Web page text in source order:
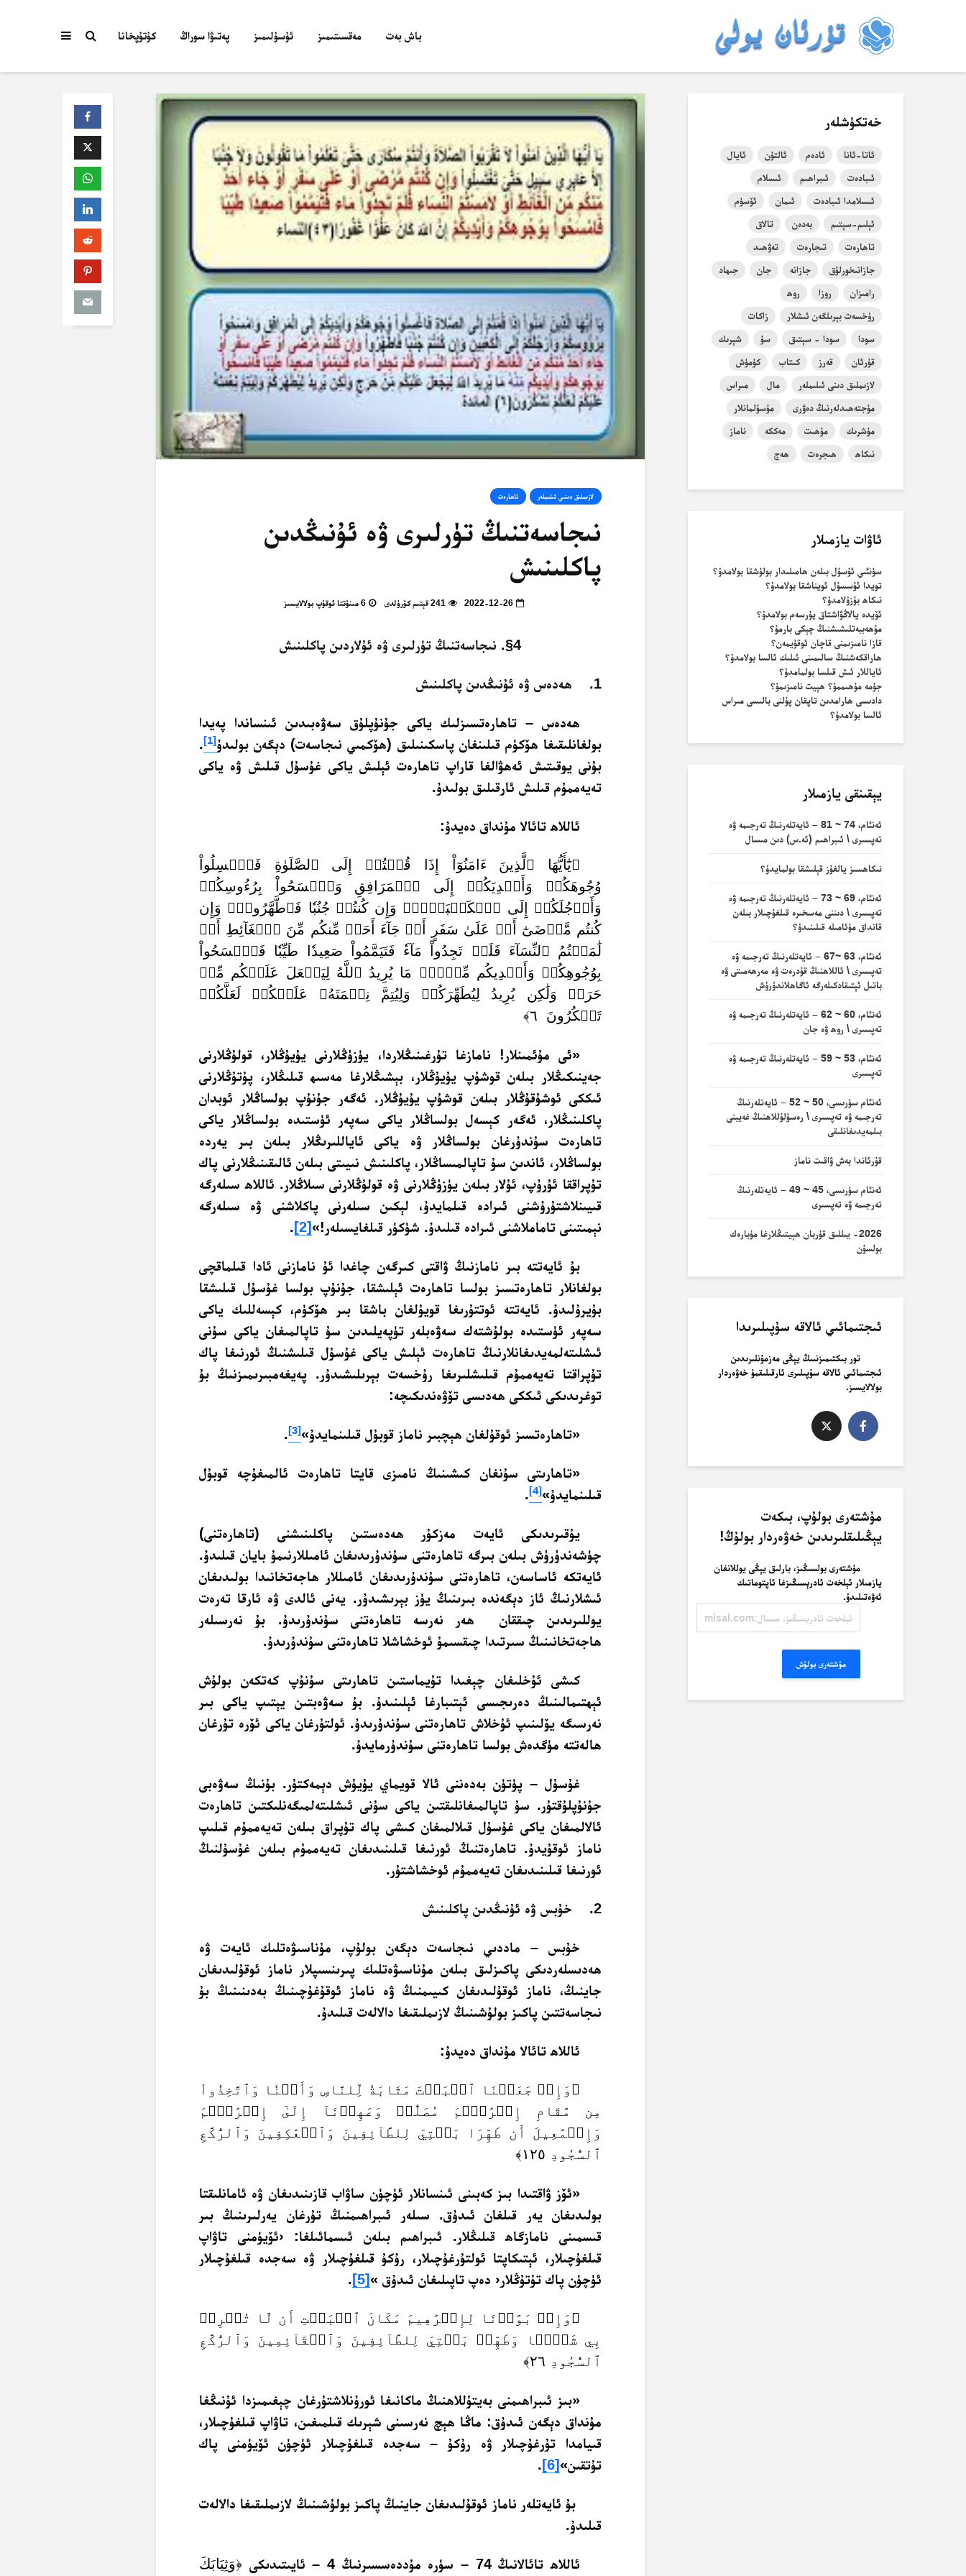
باش بەت مەقسىتىمىز ئۇسۇلىمىز پەتىۋا سوراڭ كۇتۇپخانا
لازىملىق دىنىي ئىلىملەر تاھارەت
نىجاسەتنىڭ تۈرلىرى ۋە ئۇنىڭدىن
پاكلىنىش
2022-12-26 241 قېتىم كۆرۈلدى 6 مىنۇتتا ئوقۇپ بولالايسىز
4§. نىجاسەتنىڭ تۈرلىرى ۋە ئۇلاردىن پاكلىنىش
1. ھەدەس ۋە ئۇنىڭدىن پاكلىنىش
ھەدەس – تاھارەتسىزلىك ياكى جۇنۇپلۇق سەۋەبىدىن ئىنساندا پەيدا
بولغانلىقىغا ھۆكۈم قىلىنغان پاسكىنىلىق (ھۆكمىي نىجاسەت) دېگەن بولىدۇ[1]
.
بۇنى يوقىتىش ئەھۋالغا قاراپ تاھارەت ئېلىش ياكى غۇسۇل قىلىش ۋە ياكى
تەيەممۇم قىلىش ئارقىلىق بولىدۇ.
ئاللاھ تائالا مۇنداق دەيدۇ:
﴿يَٰٓأَيُّهَا ٱلَّذِينَ ءَامَنُوٓاْ إِذَا قُمۡتُمۡ إِلَى ٱلصَّلَوٰةِ فَٱغۡسِلُواْ
وُجُوهَكُمۡ وَأَيۡدِيَكُمۡ إِلَى ٱلۡمَرَافِقِ وَٱمۡسَحُواْ بِرُءُوسِكُمۡ
وَأَرۡجُلَكُمۡ إِلَى ٱلۡكَعۡبَيۡنِۚ وَإِن كُنتُمۡ جُنُبٗا فَٱطَّهَّرُواْۚ وَإِن
كُنتُم مَّرۡضَىٰٓ أَوۡ عَلَىٰ سَفَرٍ أَوۡ جَآءَ أَحَدٞ مِّنكُم مِّنَ ٱلۡغَآئِطِ أَوۡ
لَٰمَسۡتُمُ ٱلنِّسَآءَ فَلَمۡ تَجِدُواْ مَآءٗ فَتَيَمَّمُواْ صَعِيدٗا طَيِّبٗا فَٱمۡسَحُواْ
بِوُجُوهِكُمۡ وَأَيۡدِيكُم مِّنۡهُۚ مَا يُرِيدُ ٱللَّهُ لِيَجۡعَلَ عَلَيۡكُم مِّنۡ
حَرَجٖ وَلَٰكِن يُرِيدُ لِيُطَهِّرَكُمۡ وَلِيُتِمَّ نِعۡمَتَهُۥ عَلَيۡكُمۡ لَعَلَّكُمۡ
تَشۡكُرُونَ ٦﴾
«ئى مۇئمىنلار! نامازغا تۇرغىنىڭلاردا، يۈزۈڭلارنى يۇيۇڭلار، قولۇڭلارنى
جەينىكىڭلار بىلەن قوشۇپ يۇيۇڭلار، بېشىڭلارغا مەسىھ قىلىڭلار، پۇتۇڭلارنى
ئىككى ئوشۇقۇڭلار بىلەن قوشۇپ يۇيۇڭلار. ئەگەر جۇنۇپ بولساڭلار ئوبدان
پاكلىنىڭلار، ئەگەر كېسەل بولساڭلار ياكى سەپەر ئۈستىدە بولساڭلار ياكى
تاھارەت سۇندۇرغان بولساڭلار ۋە ياكى ئاياللىرىڭلار بىلەن بىر يەردە
بولساڭلار، ئاندىن سۇ تاپالمىساڭلار، پاكلىنىش نىيىتى بىلەن ئالىقىنىڭلارنى پاك
تۇپراققا ئۇرۇپ، ئۇلار بىلەن يۈزۈڭلارنى ۋە قولۇڭلارنى سىلاڭلار. ئاللاھ سىلەرگە
قىيىنلاشتۇرۇشنى ئىرادە قىلمايدۇ، لېكىن سىلەرنى پاكلاشنى ۋە سىلەرگە
نېمىتىنى تاماملاشنى ئىرادە قىلىدۇ. شۈكۈر قىلغايسىلەر‏‎!‎»
[2]
.
بۇ ئايەتتە بىر نامازنىڭ ۋاقتى كىرگەن چاغدا ئۇ نامازنى ئادا قىلماقچى
بولغانلار تاھارەتسىز بولسا تاھارەت ئېلىشقا، جۇنۇپ بولسا غۇسۇل قىلىشقا
بۇيرۇلىدۇ. ئايەتتە ئوتتۇرىغا قويۇلغان باشقا بىر ھۆكۈم، كېسەللىك ياكى
سەپەر ئۈستىدە بولۇشتەك سەۋەبلەر تۈپەيلىدىن سۇ تاپالمىغان ياكى سۇنى
ئىشلىتەلمەيدىغانلارنىڭ تاھارەت ئېلىش ياكى غۇسۇل قىلىشنىڭ ئورنىغا پاك
تۇپراقتا تەيەممۇم قىلىشلىرىغا رۇخسەت بېرىلىشىدۇر. پەيغەمبىرىمىزنىڭ بۇ
توغرىدىكى ئىككى ھەدىسى تۆۋەندىكىچە:
«تاھارەتسىز ئوقۇلغان ھېچبىر ناماز قوبۇل قىلىنمايدۇ»[3]
.
«تاھارىتى سۇنغان كىشىنىڭ نامىزى قايتا تاھارەت ئالمىغۇچە قوبۇل
قىلىنمايدۇ»[4]
.
يۇقىرىدىكى ئايەت مەزكۇر ھەدەستىن پاكلىنىشنى (تاھارەتنى)
چۈشەندۈرۈش بىلەن بىرگە تاھارەتنى سۇندۇرىدىغان ئامىللارنىمۇ بايان قىلىدۇ.
ئايەتكە ئاساسەن، تاھارەتنى سۇندۇرىدىغان ئامىللار ھاجەتخانىدا بولىدىغان
ئىشلارنىڭ ئاز دېگەندە بىرىنىڭ يۈز بېرىشىدۇر. يەنى ئالدى ۋە ئارقا تەرەت
يوللىرىدىن چىققان ھەر نەرسە تاھارەتنى سۇندۇرىدۇ. بۇ نەرسىلەر
ھاجەتخانىنىڭ سىرتىدا چىقسىمۇ ئوخشاشلا تاھارەتنى سۇندۇرىدۇ.
كىشى ئۇخلىغان چېغىدا تۇيماستىن تاھارىتى سۇنۇپ كەتكەن بولۇش
ئېھتىمالىنىڭ دەرىجىسى ئېتىبارغا ئېلىنىدۇ. بۇ سەۋەبتىن يېتىپ ياكى بىر
نەرسىگە يۆلىنىپ ئۇخلاش تاھارەتنى سۇندۇرىدۇ. ئولتۇرغان ياكى ئۆرە تۇرغان
ھالەتتە مۈگدەش بولسا تاھارەتنى سۇندۇرمايدۇ.
غۇسۇل – پۈتۈن بەدەننى ئالا قويماي يۇيۇش دېمەكتۇر. بۇنىڭ سەۋەبى
جۇنۇپلۇقتۇر. سۇ تاپالمىغانلىقتىن ياكى سۇنى ئىشلىتەلمىگەنلىكتىن تاھارەت
ئالالمىغان ياكى غۇسۇل قىلالمىغان كىشى پاك تۇپراق بىلەن تەيەممۇم قىلىپ
ناماز ئوقۇيدۇ. تاھارەتنىڭ ئورنىغا قىلىنىدىغان تەيەممۇم بىلەن غۇسۇلنىڭ
ئورنىغا قىلىنىدىغان تەيەممۇم ئوخشاشتۇر.
2. خۇبس ۋە ئۇنىڭدىن پاكلىنىش
خۇبس – ماددىي نىجاسەت دېگەن بولۇپ، مۇناسىۋەتلىك ئايەت ۋە
ھەدىسلەردىكى پاكىزلىق بىلەن مۇناسىۋەتلىك پىرىنسىپلار ناماز ئوقۇلىدىغان
جاينىڭ، ناماز ئوقۇلىدىغان كىيىمنىڭ ۋە ناماز ئوقۇغۇچىنىڭ بەدىنىنىڭ بۇ
نىجاسەتتىن پاكىز بولۇشىنىڭ لازىملىقىغا دالالەت قىلىدۇ.
ئاللاھ تائالا مۇنداق دەيدۇ:
﴿وَإِذۡ جَعَلۡنَا ٱلۡبَيۡتَ مَثَابَةٗ لِّلنَّاسِ وَأَمۡنٗا وَٱتَّخِذُواْ
مِن مَّقَامِ إِبۡرَٰهِ‍ۧمَ مُصَلّٗىۖ وَعَهِدۡنَآ إِلَىٰٓ إِبۡرَٰهِ‍ۧمَ
وَإِسۡمَٰعِيلَ أَن طَهِّرَا بَيۡتِيَ لِلطَّآئِفِينَ وَٱلۡعَٰكِفِينَ وَٱلرُّكَّعِ
ٱلسُّجُودِ ١٢٥﴾
«ئۆز ۋاقتىدا بىز كەبىنى ئىنسانلار ئۈچۈن ساۋاب قازىنىدىغان ۋە ئامانلىقتا
بولىدىغان يەر قىلغان ئىدۇق. سىلەر ئىبراھىمنىڭ تۇرغان يەرلىرىنىڭ بىر
قىسمىنى نامازگاھ قىلىڭلار. ئىبراھىم بىلەن ئىسمائىلغا: ‹ئۆيۈمنى تاۋاپ
قىلغۇچىلار، ئېتىكاپتا ئولتۇرغۇچىلار، رۇكۇ قىلغۇچىلار ۋە سەجدە قىلغۇچىلار
ئۈچۈن پاك تۇتۇڭلار‹ دەپ تاپىلىغان ئىدۇق » [5]
. ‏
﴿وَإِذۡ بَوَّأۡنَا لِإِبۡرَٰهِيمَ مَكَانَ ٱلۡبَيۡتِ أَن لَّا تُشۡرِكۡ
بِي شَيۡ‍ٔٗا وَطَهِّرۡ بَيۡتِيَ لِلطَّآئِفِينَ وَٱلۡقَآئِمِينَ وَٱلرُّكَّعِ
ٱلسُّجُودِ ٢٦﴾
«بىز ئىبراھىمنى بەيتۇللاھنىڭ ماكانىغا ئورۇنلاشتۇرغان چېغىمىزدا ئۇنىڭغا
مۇنداق دېگەن ئىدۇق: ماڭا ھېچ نەرسىنى شېرىك قىلمىغىن، تاۋاپ قىلغۇچىلار،
قىيامدا تۇرغۇچىلار ۋە رۇكۇ – سەجدە قىلغۇچىلار ئۈچۈن ئۆيۈمنى پاك
تۇتقىن» [6]
.
بۇ ئايەتلەر ناماز ئوقۇلىدىغان جاينىڭ پاكىز بولۇشىنىڭ لازىملىقىغا دالالەت
قىلىدۇ.
ئاللاھ تائالانىڭ 74 – سۈرە مۇددەسسىرنىڭ 4 – ئايىتىدىكى ﴿وَثِيَابَكَ
خەتكۈشلەر
ئاتا-ئانا ئادەم ئالتۇن
ئايال
ئىبادەت
ئىبراھىم
ئىسلام
ئىسلامدا ئىبادەت
ئىمان
ئۆسۈم
ئېلىم-سېتىم
بەدەن
تالاق
تاھارەت
تىجارەت
تەۋھىد
جازانىخورلۇق
جازانە جان
جىھاد
رامىزان
روزا
روھ
رۇخسەت بېرىلگەن ئىشلار
زاكات
سودا
سودا - سېتىق سۇ
شېرىك
قۇرئان
قەرز كىتاب
كۈمۈش
لازىملىق دىنى ئىلىملەر
مال
مىراس
مۇجتەھىدلەرنىڭ دەۋرى
مۇسۇلمانلار
مۇشرىك
مۇھىت مەككە
ناماز
نىكاھ
ھىجرەت ھەج
ئاۋات يازمىلار
سۈنئىي ئۇسۇل بىلەن ھامىلىدار بولۇشقا بولامدۇ؟
تويدا ئۇسسۇل ئويناشقا بولامدۇ؟
نىكاھ بۇزۇلامدۇ؟
ئۆيدە يالاڭۋاشتاق يۈرسەم بولامدۇ؟
مۇھەببەتلىشىشنىڭ چېكى بارمۇ؟
قازا نامىزىمنى قاچان ئوقۇيمەن؟
ھاراقكەشنىڭ سالىمىنى ئىلىك ئالسا بولامدۇ؟
ئاياللار ئىش قىلسا بولمامدۇ؟
جۈمە مۇھىممۇ؟ ھېيت نامىزىمۇ؟
دادىسى ھارامدىن تاپقان پۇلنى بالىسى مىراس
ئالسا بولامدۇ؟
يېقىنقى يازمىلار
ئەنئام، 74 ~ 81 – ئايەتلەرنىڭ تەرجىمە ۋە
تەپسىرى \ ئىبراھىم (ئە.س) دىن مىسال
نىكاھسىز يالغۇز قېلىشقا بولمايدۇ؟
ئەنئام، 69 ~ 73 – ئايەتلەرنىڭ تەرجىمە ۋە
تەپسىرى \ دىننى مەسخىرە قىلغۇچىلار بىلەن
قانداق مۇئامىلە قىلىنىدۇ؟
ئەنئام، 63 ~67 – ئايەتلەرنىڭ تەرجىمە ۋە
تەپسىرى \ ئاللاھنىڭ قۇدرەت ۋە مەرھەمىتى ۋە
باتىل ئېتىقادكىلەرگە ئاگاھلاندۇرۇش
ئەنئام، 60 ~ 62 – ئايەتلەرنىڭ تەرجىمە ۋە
تەپسىرى \ روھ ۋە جان
ئەنئام، 53 ~ 59 – ئايەتلەرنىڭ تەرجىمە ۋە
تەپسىرى
ئەنئام سۈرىسى، 50 ~ 52 – ئايەتلەرنىڭ
تەرجىمە ۋە تەپسىرى \ رەسۇلۇللاھنىڭ غەيبنى
بىلمەيدىغانلىقى
قۇرئاندا بەش ۋاقىت ناماز
ئەنئام سۈرىسى، 45 ~ 49 – ئايەتلەرنىڭ
تەرجىمە ۋە تەپسىرى
2026- يىللىق قۇربان ھېيتىڭلارغا مۇبارەك
بولسۇن
ئىجتىمائىي ئالاقە سۇپىلىرىدا
تور بىكتىمىزنىىڭ يېڭى مەزمۇنلىرىدىن
ئىجتىمائىي ئالاقە سۇپىلىرى ئارقىلىقمۇ خەۋەردار
بولالايسىز.
مۇشتەرى بولۇپ، بىكەت
يېڭىلىقلىرىدىن خەۋەردار بولۇڭ!
مۇشتەرى بولسىڭىز، بارلىق يېڭى يوللانغان
يازمىلار ئېلخەت ئادرېسىڭىزغا ئاپتوماتىك
ئەۋەتىلىدۇ.
ئادرېسىڭىز.
مۇشتەرى بولۇش